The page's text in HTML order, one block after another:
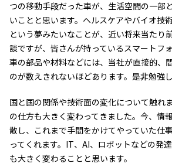
エレクトロニクス事業部
先進機能材料事業部
モビリティソリューションズ事業部
ライフ＆ヘルスケア製品事業部
ナガセバイオイノベーションセンター
ナガセアプリケーションワークショップ
未来共創室
IR（投資家情報）
IRニュース：2026年
IRライブラリー
個人株主・投資家の皆様へ
つの移動手段だった車が、生活空間の一部
いことと思います。ヘルスケアやバイオ技
という夢みたいなことが、近い将来当たり
談ですが、皆さんが持っているスマートフ
車の部品や材料などには、当社が直接的、
のが数えきれないほどあります。是非勉強
国と国の関係や技術面の変化について触れ
の仕方も大きく変わってきました。今、情
散し、これまで手間をかけてやっていた仕
ってくれます。IT、AI、ロボットなどの発
も大きく変わることと思います。